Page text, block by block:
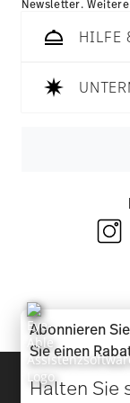
Newsletter.
HILFE
Abonnieren
Sie einen
Halten Sie